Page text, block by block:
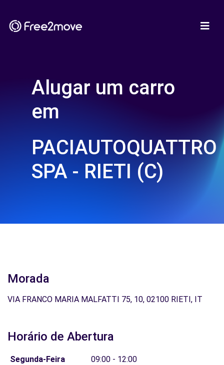
Alugar um carro
em
PACIAUTOQUATTRO
SPA - RIETI (C)
Morada
VIA FRANCO MARIA MALFATTI 75, 10, 02100 RIETI, IT
Horário de Abertura
Segunda-Feira
09:00 - 12:00